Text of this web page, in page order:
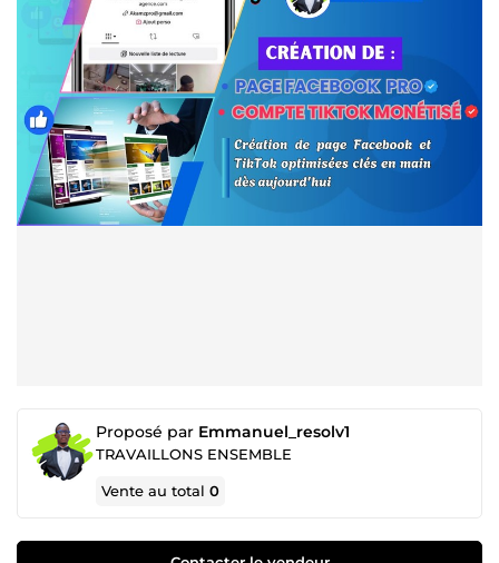
Proposé par Emmanuel_resolv1
TRAVAILLONS ENSEMBLE
Vente au total0